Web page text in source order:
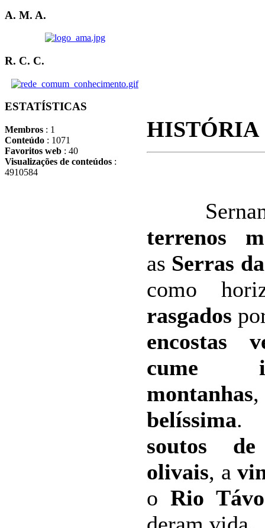
A. M. A.
R. C. C.
ESTATÍSTICAS
Membros : 1
Conteúdo : 1071
Favoritos web : 40
Visualizações de conteúdos :
4910584
HISTÓRIA
terrenos
as Serras
como
rasgados
encostas
cume
montanhas
belíssima.
soutos de
olivais, a
o Rio